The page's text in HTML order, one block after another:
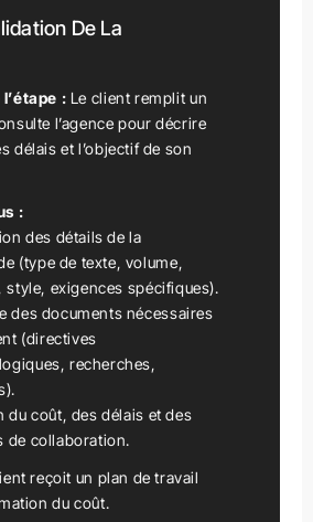
De La
: Le client remplit un
l’agence pour décrire
délais et l’objectif de son
:
des détails de la
(type de texte, volume,
style, exigences spécifiques).
des documents nécessaires
(directives
recherches,
du coût, des délais et des
de collaboration.
reçoit un plan de travail
du coût.